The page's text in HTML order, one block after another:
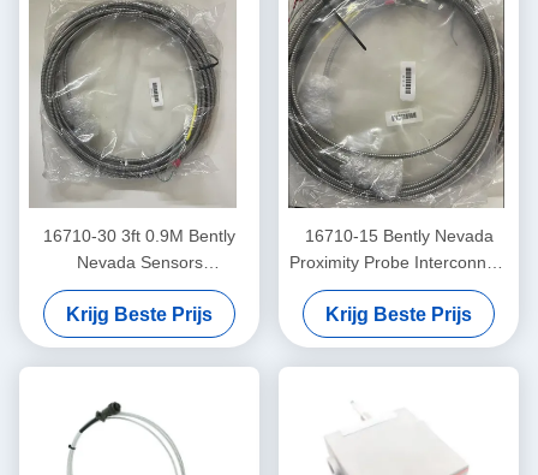
16710-30 3ft 0.9M Bently
Nevada Sensors
Interconnect Kabel
Krijg Beste Prijs
16710-15 Bently Nevada
Proximity Probe Interconnect
Cable met pantser -15 - C
Krijg Beste Prijs